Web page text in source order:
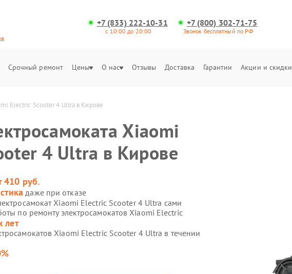
+7 (833) 222-10-31
с 10:00 до 20:00
+7 (800) 302-71-75
Звонок бесплатный по РФ
Срочный ремонт Цены О нас Отзывы Доставка Гарантии Акции и скидки
Electric Scooter 4 Ultra в Кирове
Xiaomi
4 Ultra в Кирове
410 руб.
даже при отказе
Xiaomi Electric Scooter 4 Ultra сами
по ремонту электросамокатов Xiaomi Electric
лет
Xiaomi Electric Scooter 4 Ultra в течении